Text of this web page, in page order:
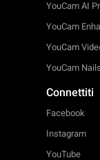
YouCam AI
YouCam
YouCam
YouCam Nails
Connettiti
Facebook
Instagram
YouTube